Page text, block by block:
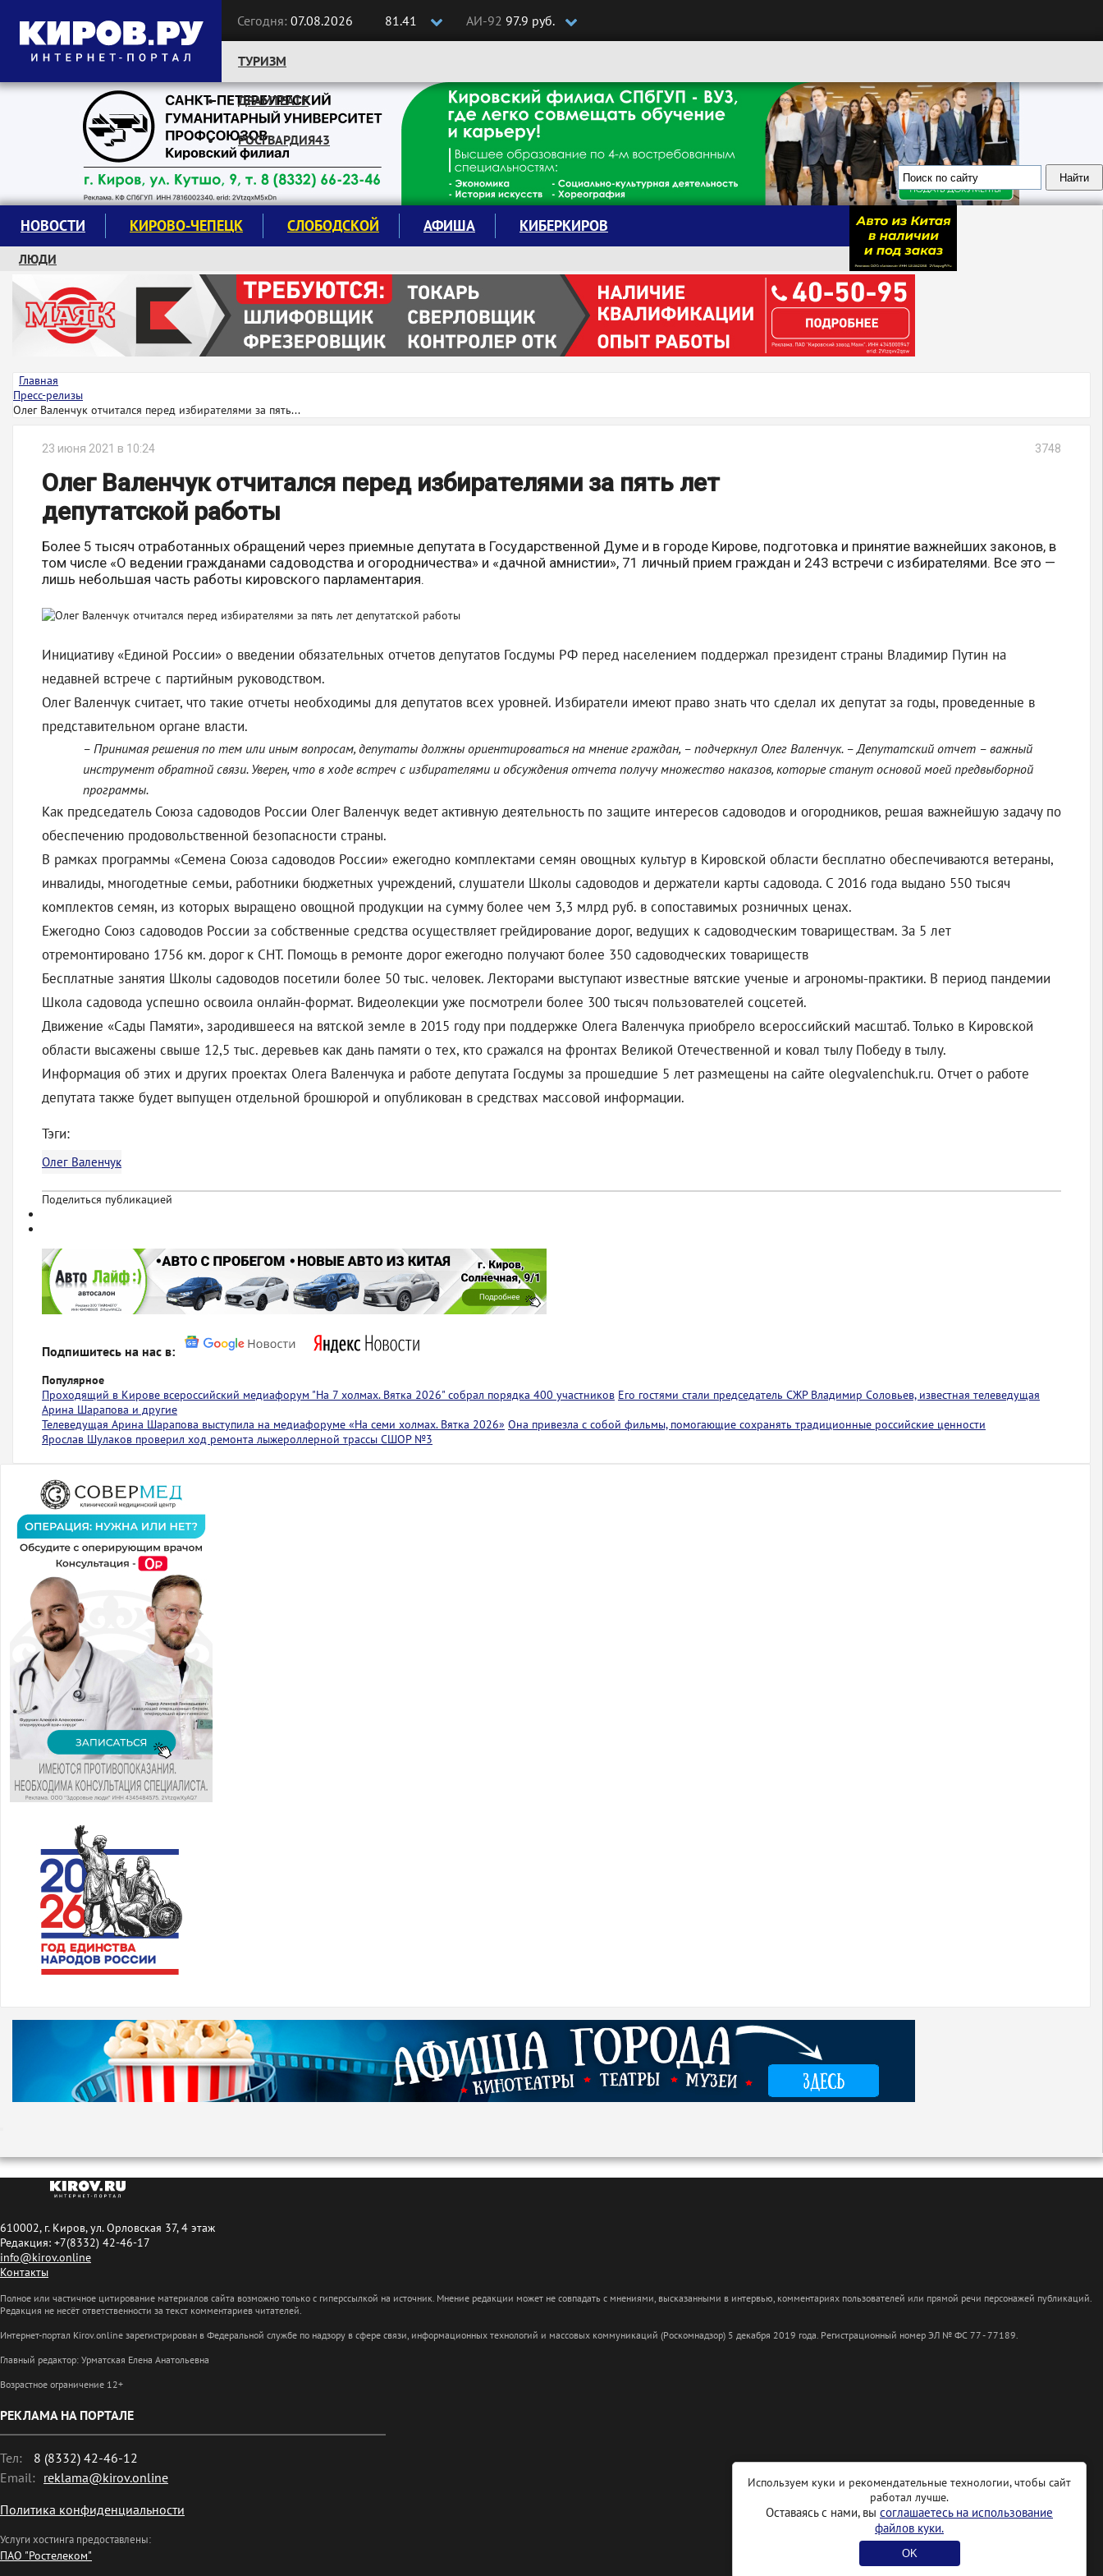
Сегодня: 07.08.2026 81.41 АИ-92 97.9 руб.
Следите за новостями:
ТУРИЗМ
ДРАМТЕАТР
РОСГВАРДИЯ43
НОВОСТИ КИРОВО-ЧЕПЕЦК СЛОБОДСКОЙ АФИША КИБЕРКИРОВ
ЛЮДИ
КРУЖКИ И СЕКЦИИ
ЗАВОДУ "МАЯК" 85 ЛЕТ
ЭКОЛОГИЯ
Главная
Пресс-релизы
Олег Валенчук отчитался перед избирателями за пять...
23 июня 2021 в 10:24 3748
Олег Валенчук отчитался перед избирателями за пять лет
депутатской работы
Более 5 тысяч отработанных обращений через приемные депутата в Государственной Думе и в городе Кирове, подготовка и принятие важнейших законов, в
том числе «О ведении гражданами садоводства и огородничества» и «дачной амнистии», 71 личный прием граждан и 243 встречи с избирателями. Все это —
лишь небольшая часть работы кировского парламентария.
Инициативу «Единой России» о введении обязательных отчетов депутатов Госдумы РФ перед населением поддержал президент страны Владимир Путин на
недавней встрече с партийным руководством.
Олег Валенчук считает, что такие отчеты необходимы для депутатов всех уровней. Избиратели имеют право знать что сделал их депутат за годы, проведенные в
представительном органе власти.
– Принимая решения по тем или иным вопросам, депутаты должны ориентироваться на мнение граждан, – подчеркнул Олег Валенчук. – Депутатский отчет – важный
инструмент обратной связи. Уверен, что в ходе встреч с избирателями и обсуждения отчета получу множество наказов, которые станут основой моей предвыборной
программы.
Как председатель Союза садоводов России Олег Валенчук ведет активную деятельность по защите интересов садоводов и огородников, решая важнейшую задачу по
обеспечению продовольственной безопасности страны.
В рамках программы «Семена Союза садоводов России» ежегодно комплектами семян овощных культур в Кировской области бесплатно обеспечиваются ветераны,
инвалиды, многодетные семьи, работники бюджетных учреждений, слушатели Школы садоводов и держатели карты садовода. С 2016 года выдано 550 тысяч
комплектов семян, из которых выращено овощной продукции на сумму более чем 3,3 млрд руб. в сопоставимых розничных ценах.
Ежегодно Союз садоводов России за собственные средства осуществляет грейдирование дорог, ведущих к садоводческим товариществам. За 5 лет
отремонтировано 1756 км. дорог к СНТ. Помощь в ремонте дорог ежегодно получают более 350 садоводческих товариществ
Бесплатные занятия Школы садоводов посетили более 50 тыс. человек. Лекторами выступают известные вятские ученые и агрономы-практики. В период пандемии
Школа садовода успешно освоила онлайн-формат. Видеолекции уже посмотрели более 300 тысяч пользователей соцсетей.
Движение «Сады Памяти», зародившееся на вятской земле в 2015 году при поддержке Олега Валенчука приобрело всероссийский масштаб. Только в Кировской
области высажены свыше 12,5 тыс. деревьев как дань памяти о тех, кто сражался на фронтах Великой Отечественной и ковал тылу Победу в тылу.
Информация об этих и других проектах Олега Валенчука и работе депутата Госдумы за прошедшие 5 лет размещены на сайте olegvalenchuk.ru. Отчет о работе
депутата также будет выпущен отдельной брошюрой и опубликован в средствах массовой информации.
Тэги:
Олег Валенчук
Поделиться публикацией
Подпишитесь на нас в:
Популярное
Проходящий в Кирове всероссийский медиафорум "На 7 холмах. Вятка 2026" собрал порядка 400 участников Его гостями стали председатель СЖР Владимир Соловьев, известная телеведущая
Арина Шарапова и другие
Телеведущая Арина Шарапова выступила на медиафоруме «На семи холмах. Вятка 2026» Она привезла с собой фильмы, помогающие сохранять традиционные российские ценности
Ярослав Шулаков проверил ход ремонта лыжероллерной трассы СШОР №3
610002, г. Киров, ул. Орловская 37, 4 этаж
Редакция: +7(8332) 42-46-17
info@kirov.online
Контакты
Полное или частичное цитирование материалов сайта возможно только с гиперссылкой на источник. Мнение редакции может не совпадать с мнениями, высказанными в интервью, комментариях пользователей или прямой речи персонажей публикаций.
Редакция не несёт ответственности за текст комментариев читателей.
Интернет-портал Kirov.online зарегистрирован в Федеральной службе по надзору в сфере связи, информационных технологий и массовых коммуникаций (Роскомнадзор) 5 декабря 2019 года. Регистрационный номер ЭЛ № ФС 77 - 77189.
Главный редактор: Урматская Елена Анатольевна
Возрастное ограничение 12+
РЕКЛАМА НА ПОРТАЛЕ
Тел:
8 (8332) 42-46-12
Email: reklama@kirov.online
Политика конфиденциальности
Услуги хостинга предоставлены:
ПАО "Ростелеком"
Используем куки и рекомендательные технологии, чтобы сайт
работал лучше.
Оставаясь с нами, вы соглашаетесь на использование
файлов куки.
OK